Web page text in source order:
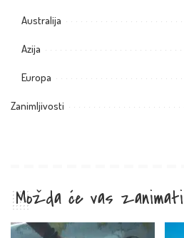
Australija
Azija
Europa
Zanimljivosti
Možda će vas zanimati